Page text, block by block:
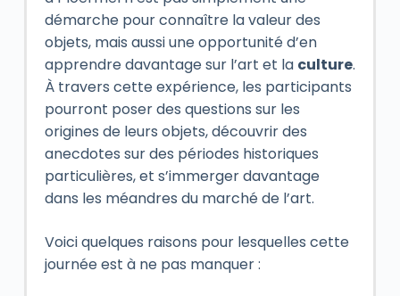
démarche pour connaître la valeur des
objets, mais aussi une opportunité d’en
apprendre davantage sur l’art et la culture.
À travers cette expérience, les participants
pourront poser des questions sur les
origines de leurs objets, découvrir des
anecdotes sur des périodes historiques
particulières, et s’immerger davantage
dans les méandres du marché de l’art.
Voici quelques raisons pour lesquelles cette
journée est à ne pas manquer :